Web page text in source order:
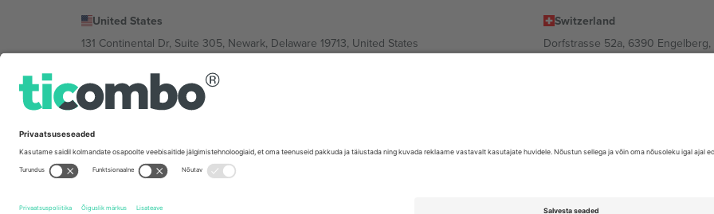
United States
131 Continental Dr, Suite 305, Newark, Delaware 19713, United States
Switzerland
Dorfstrasse 52a, 6390
Bulgaria
Regus Sofia City West, bul Totleben 53-55, 1606 Sofia, Bulgaria
Mexico
Av Chapultepec 360, Roma Norte, Cuauhtémoc, 06700 Ciudad de México, CDMX, Mexico
Tingimused.© 2026 Ticombo. Kõik õigused kaitstud.